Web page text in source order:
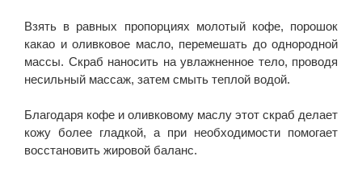
Взять в равных пропорциях молотый кофе, порошок
какао и оливковое масло, перемешать до однородной
массы. Скраб наносить на увлажненное тело, проводя
несильный массаж, затем смыть теплой водой.
Благодаря кофе и оливковому маслу этот скраб делает
кожу более гладкой, а при необходимости помогает
восстановить жировой баланс.